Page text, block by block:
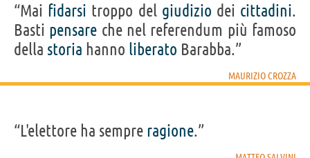
“Mai fidarsi troppo del giudizio dei cittadini.
Basti pensare che nel referendum più famoso
della storia hanno liberato Barabba.”
MAURIZIO CROZZA
“L'elettore ha sempre ragione.”